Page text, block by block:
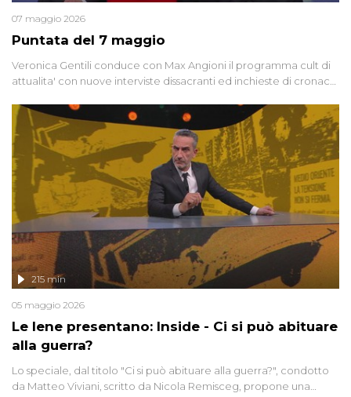
Puntata del 7 maggio
07 maggio 2026
Veronica Gentili conduce con Max Angioni il programma cult di
attualita' con nuove interviste dissacranti ed inchieste di cronaca
Le Iene presentano: Inside - Ci si può abituare
alla guerra?
215 min
05 maggio 2026
Lo speciale, dal titolo "Ci si può abituare alla guerra?", condotto
da Matteo Viviani, scritto da Nicola Remisceg, propone una